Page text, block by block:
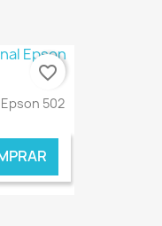
€ ONLINE
502
favorite_border